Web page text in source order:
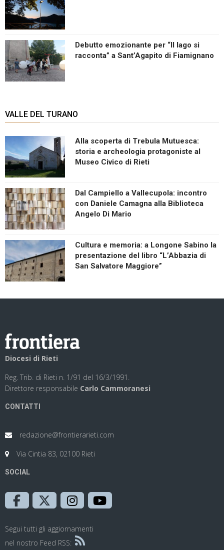
Debutto emozionante per “Il lago si
racconta” a Sant’Agapito di Fiamignano
VALLE DEL TURANO
Alla scoperta di Trebula Mutuesca:
storia e archeologia protagoniste al
Museo Civico di Rieti
Dal Campiello a Vallecupola: incontro
con Daniele Camagna alla Biblioteca
Angelo Di Mario
Cultura e memoria: a Longone Sabino la
presentazione del libro “L’Abbazia di
San Salvatore Maggiore”
Diocesi di Rieti
Reg. Trib. di Rieti n. 1/91 del 16/3/1991.
Direttore responsabile Carlo Cammoranesi
CONTATTI
redazione@frontierarieti.com
Via Cintia 83, 02100 Rieti
SOCIAL
Segui tutti gli aggiornamenti
nel nostro Feed RSS: